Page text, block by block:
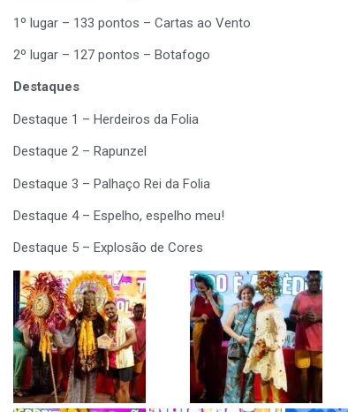
1º lugar – 133 pontos – Cartas ao Vento
2º lugar – 127 pontos – Botafogo
Destaques
Destaque 1 – Herdeiros da Folia
Destaque 2 – Rapunzel
Destaque 3 – Palhaço Rei da Folia
Destaque 4 – Espelho, espelho meu!
Destaque 5 – Explosão de Cores